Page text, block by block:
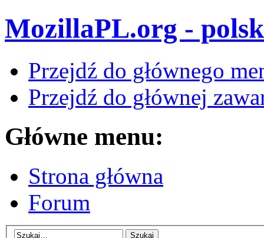
MozillaPL.org -
Przejdź do głównego
Przejdź do głównej
Główne menu:
Strona główna
Forum